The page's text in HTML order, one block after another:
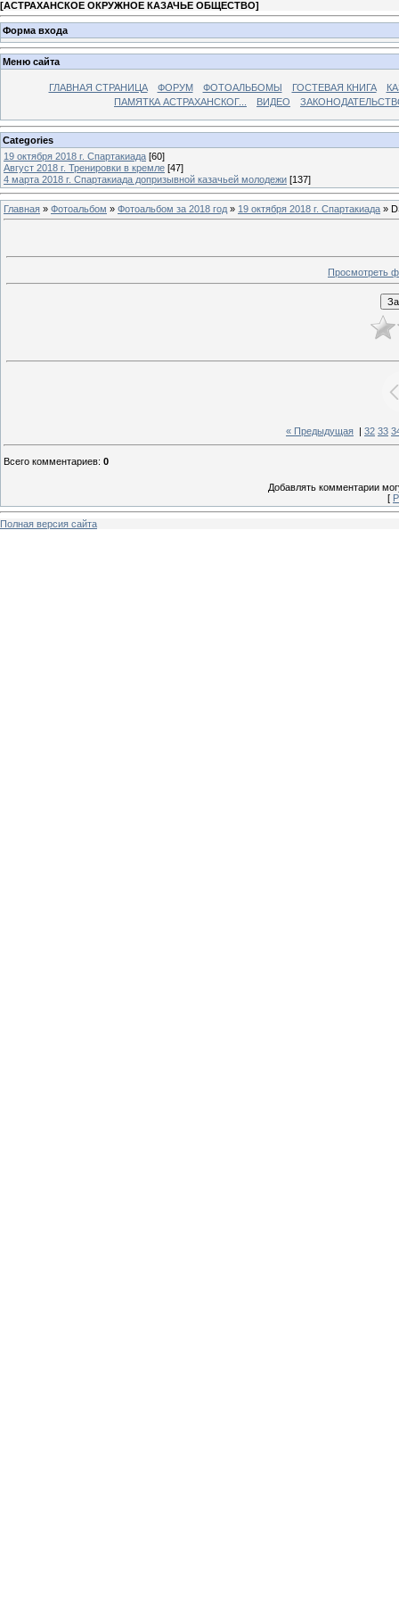
[АСТРАХАНСКОЕ ОКРУЖНОЕ КАЗАЧЬЕ ОБЩЕСТВО]
Форма входа
Меню сайта
ГЛАВНАЯ СТРАНИЦА ФОРУМ ФОТОАЛЬБОМЫ ГОСТЕВАЯ КНИГА
ПАМЯТКА АСТРАХАНСКОГ...
ВИДЕО
Categories
19 октября 2018 г. Спартакиада [60]
Август 2018 г. Тренировки в кремле [47]
4 марта 2018 г. Спартакиада допризывной казачьей молодежи [137]
Главная » Фотоальбом » Фотоальбом за 2018 год » 19 октября 2018 г. Спартакиада »
Просмотреть
« Предыдущая 32 33
Всего комментариев: 0
Добавлять комментарии
[
Полная версия сайта